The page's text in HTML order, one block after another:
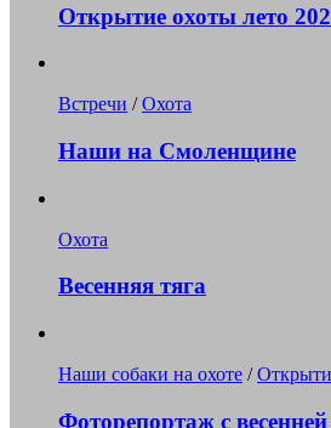
Открытие охоты лето
Встречи /Охота
Наши на Смоленщине
Охота
Весенняя тяга
Наши собаки на охоте /
Фоторепортаж с